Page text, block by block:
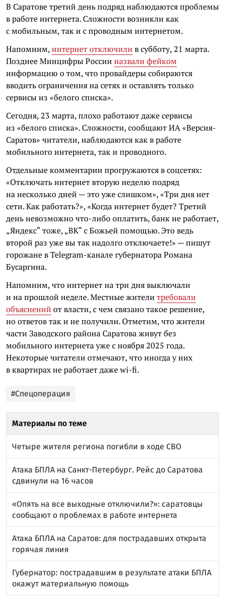
В Саратове третий день подряд наблюдаются проблемы
в работе интернета. Сложности возникли как
с мобильным, так и с проводным интернетом.
Напомним,интернет отключили в субботу, 21 марта.
Позднее Минцифры России назвали фейком
информацию о том, что провайдеры собираются
вводить ограничения на сетях и оставлять только
сервисы из «белого списка».
Сегодня, 23 марта, плохо работают даже сервисы
из «белого списка». Сложности, сообщают ИА «Версия-
Саратов» читатели, наблюдаются как в работе
мобильного интернета, так и проводного.
Отдельные комментарии прогружаются в соцсетях:
«Отключать интернет вторую неделю подряд
на несколько дней — это уже слишком», «Три дня нет
сети. Как работать?», «Когда интернет будет? Третий
день невозможно что-либо оплатить, банк не работает,
„Яндекс“ тоже, „ВК“ с Божьей помощью. Это ведь
второй раз уже вы так надолго отключаете!» — пишут
горожане в Telegram-канале губернатора Романа
Бусаргина.
Напомним, что интернет на три дня выключали
и на прошлой неделе. Местные жители требовали
объяснений от власти, с чем связано такое решение,
но ответов так и не получили. Отметим, что жители
части Заводского района Саратова живут без
мобильного интернета уже с ноября 2025 года.
Некоторые читатели отмечают, что иногда у них
в квартирах не работает даже wi-fi.
#Спецоперация
Материалы по теме
Четыре жителя региона погибли в ходе СВО
Атака БПЛА на Санкт-Петербург. Рейс до Саратова
сдвинули на 16 часов
«Опять на все выходные отключили?»: саратовцы
сообщают о проблемах в работе интернета
Атака БПЛА на Саратов: для пострадавших открыта
горячая линия
Губернатор: пострадавшим в результате атаки БПЛА
окажут материальную помощь